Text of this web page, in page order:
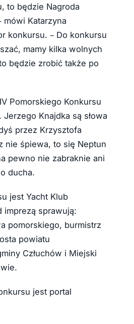
to będzie Nagroda
mówi Katarzyna
konkursu. – Do konkursu
mamy kilka wolnych
będzie zrobić także po
Pomorskiego Konkursu
Knajdka są słowa
przez Krzysztofa
nie śpiewa, to się Neptun
pewno nie zabraknie ani
ducha.
jest Yacht Klub
imprezą sprawują:
pomorskiego, burmistrz
powiatu
Człuchów i Miejski
jest portal